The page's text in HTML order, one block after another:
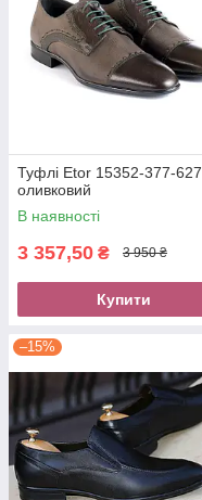
Туфлі Etor 15352-377-627
оливковий
В наявності
3 357,50 ₴ 3 950 ₴
Купити
–15%